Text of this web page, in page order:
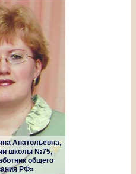
Анатольевна,
школы №75,
общего
РФ»